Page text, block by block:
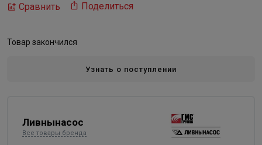
Сравнить Поделиться
Товар закончился
Узнать о поступлении
Ливнынасос
Все товары бренда